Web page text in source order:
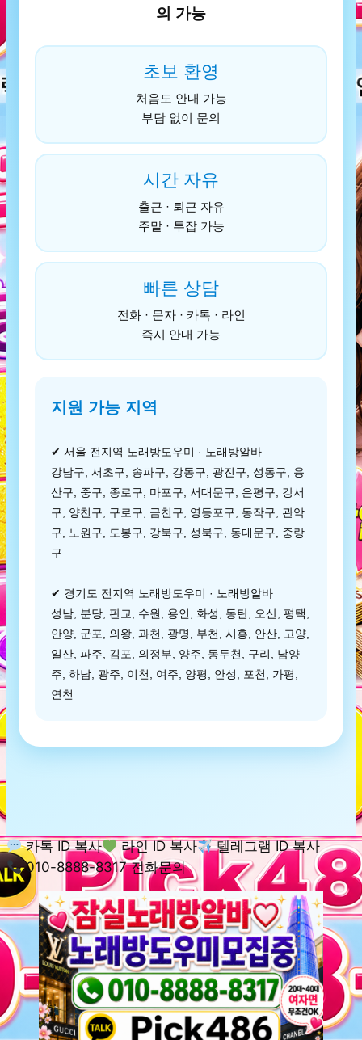
의 가능
초보 환영
처음도 안내 가능
부담 없이 문의
시간 자유
출근 · 퇴근 자유
주말 · 투잡 가능
빠른 상담
전화 · 문자 · 카톡 · 라인
즉시 안내 가능
지원 가능 지역
✔ 서울 전지역 노래방도우미 · 노래방알바
강남구, 서초구, 송파구, 강동구, 광진구, 성동구, 용
산구, 중구, 종로구, 마포구, 서대문구, 은평구, 강서
구, 양천구, 구로구, 금천구, 영등포구, 동작구, 관악
구, 노원구, 도봉구, 강북구, 성북구, 동대문구, 중랑
구
✔ 경기도 전지역 노래방도우미 · 노래방알바
성남, 분당, 판교, 수원, 용인, 화성, 동탄, 오산, 평택,
안양, 군포, 의왕, 과천, 광명, 부천, 시흥, 안산, 고양,
일산, 파주, 김포, 의정부, 양주, 동두천, 구리, 남양
주, 하남, 광주, 이천, 여주, 양평, 안성, 포천, 가평,
연천
카톡 ID 복사 라인 ID 복사
텔레그램 ID 복사
010-8888-8317 전화문의